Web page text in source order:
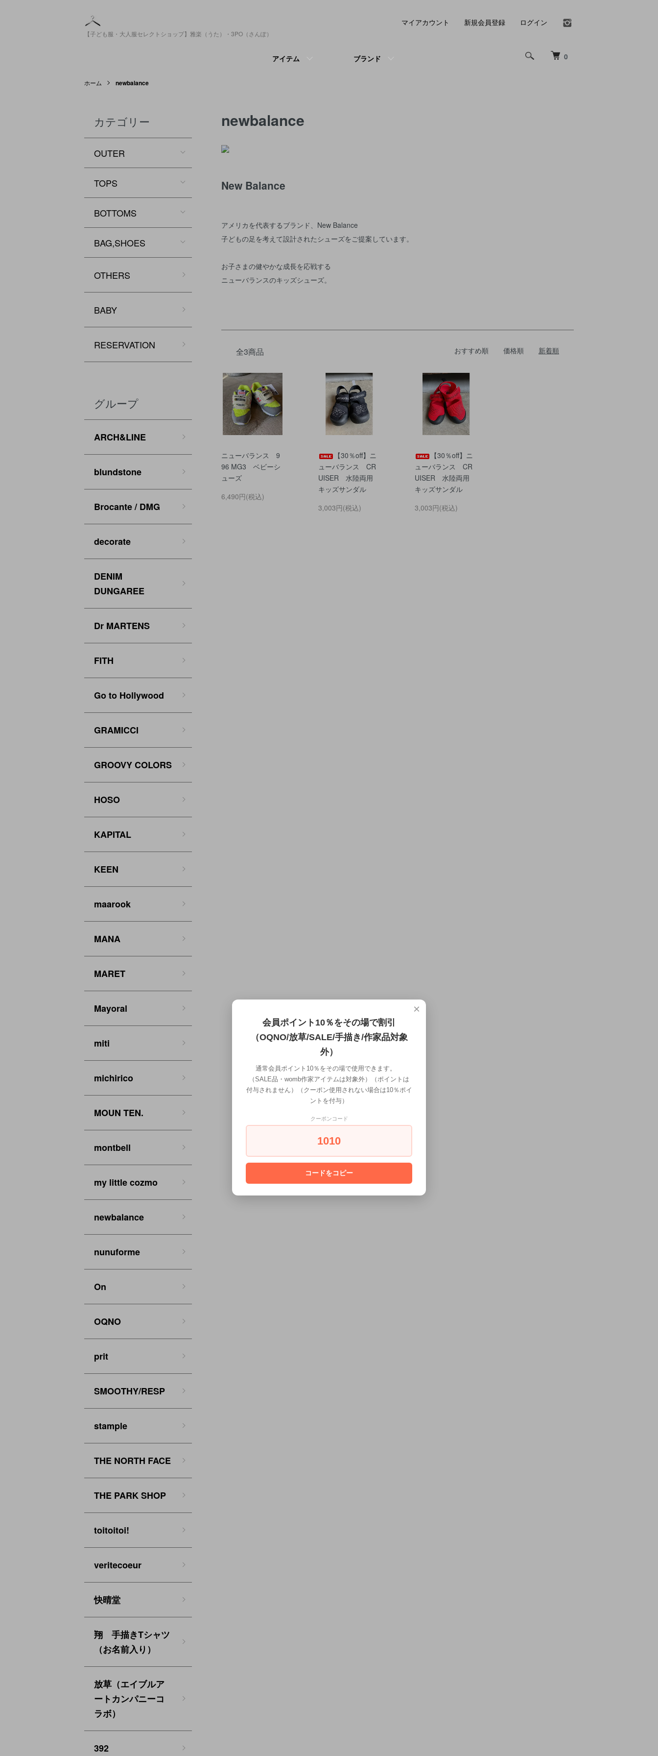
【子ども服・大人服セレクトショップ】雅楽（うた）・3PO（さんぽ）
0
アイテム ブランド
マイアカウント 新規会員登録 ログイン
ホーム newbalance
newbalance
New Balance
アメリカを代表するブランド、New Balance
子どもの足を考えて設計されたシューズをご提案しています。
お子さまの健やかな成長を応戦する
ニューバランスのキッズシューズ。
全3商品 おすすめ順 価格順 新着順
ニューバランス 9
96 MG3 ベビーシ
ューズ
6,490円(税込)
【30％off】ニ
ューバランス CR
UISER 水陸両用
キッズサンダル
3,003円(税込)
【30％off】ニ
ューバランス CR
UISER 水陸両用
キッズサンダル
3,003円(税込)
カテゴリー
OUTER
TOPS
BOTTOMS
BAG,SHOES
OTHERS
BABY
RESERVATION
グループ
ARCH&LINE
blundstone
Brocante / DMG
decorate
DENIM
DUNGAREE
Dr MARTENS
FITH
Go to Hollywood
GRAMICCI
GROOVY COLORS
HOSO
KAPITAL
KEEN
maarook
MANA
MARET
Mayoral
miti
michirico
MOUN TEN.
montbell
my little cozmo
newbalance
nunuforme
On
OQNO
prit
SMOOTHY/RESP
stample
THE NORTH FACE
THE PARK SHOP
toitoitoi!
veritecoeur
快晴堂
翔 手描きTシャツ
（お名前入り）
放草（エイブルア
ートカンパニーコ
ラボ）
392
×
会員ポイント10％をその場で割引
（OQNO/放草/SALE/手描き/作家品対象
外）
通常会員ポイント10％をその場で使用できます。
（SALE品・womb作家アイテムは対象外）（ポイントは
付与されません）（クーポン使用されない場合は10％ポイ
ントを付与）
クーポンコード
1010
コードをコピー